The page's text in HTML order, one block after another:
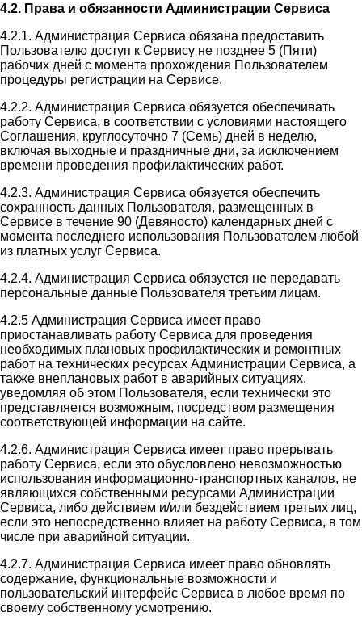
4.2. Права и обязанности Администрации Сервиса
4.2.1. Администрация Сервиса обязана предоставить
Пользователю доступ к Сервису не позднее 5 (Пяти)
рабочих дней с момента прохождения Пользователем
процедуры регистрации на Сервисе.
4.2.2. Администрация Сервиса обязуется обеспечивать
работу Сервиса, в соответствии с условиями настоящего
Соглашения, круглосуточно 7 (Семь) дней в неделю,
включая выходные и праздничные дни, за исключением
времени проведения профилактических работ.
4.2.3. Администрация Сервиса обязуется обеспечить
сохранность данных Пользователя, размещенных в
Сервисе в течение 90 (Девяносто) календарных дней с
момента последнего использования Пользователем любой
из платных услуг Сервиса.
4.2.4. Администрация Сервиса обязуется не передавать
персональные данные Пользователя третьим лицам.
4.2.5 Администрация Сервиса имеет право
приостанавливать работу Сервиса для проведения
необходимых плановых профилактических и ремонтных
работ на технических ресурсах Администрации Сервиса, а
также внеплановых работ в аварийных ситуациях,
уведомляя об этом Пользователя, если технически это
представляется возможным, посредством размещения
соответствующей информации на сайте.
4.2.6. Администрация Сервиса имеет право прерывать
работу Сервиса, если это обусловлено невозможностью
использования информационно-транспортных каналов, не
являющихся собственными ресурсами Администрации
Сервиса, либо действием и/или бездействием третьих лиц,
если это непосредственно влияет на работу Сервиса, в том
числе при аварийной ситуации.
4.2.7. Администрация Сервиса имеет право обновлять
содержание, функциональные возможности и
пользовательский интерфейс Сервиса в любое время по
своему собственному усмотрению.